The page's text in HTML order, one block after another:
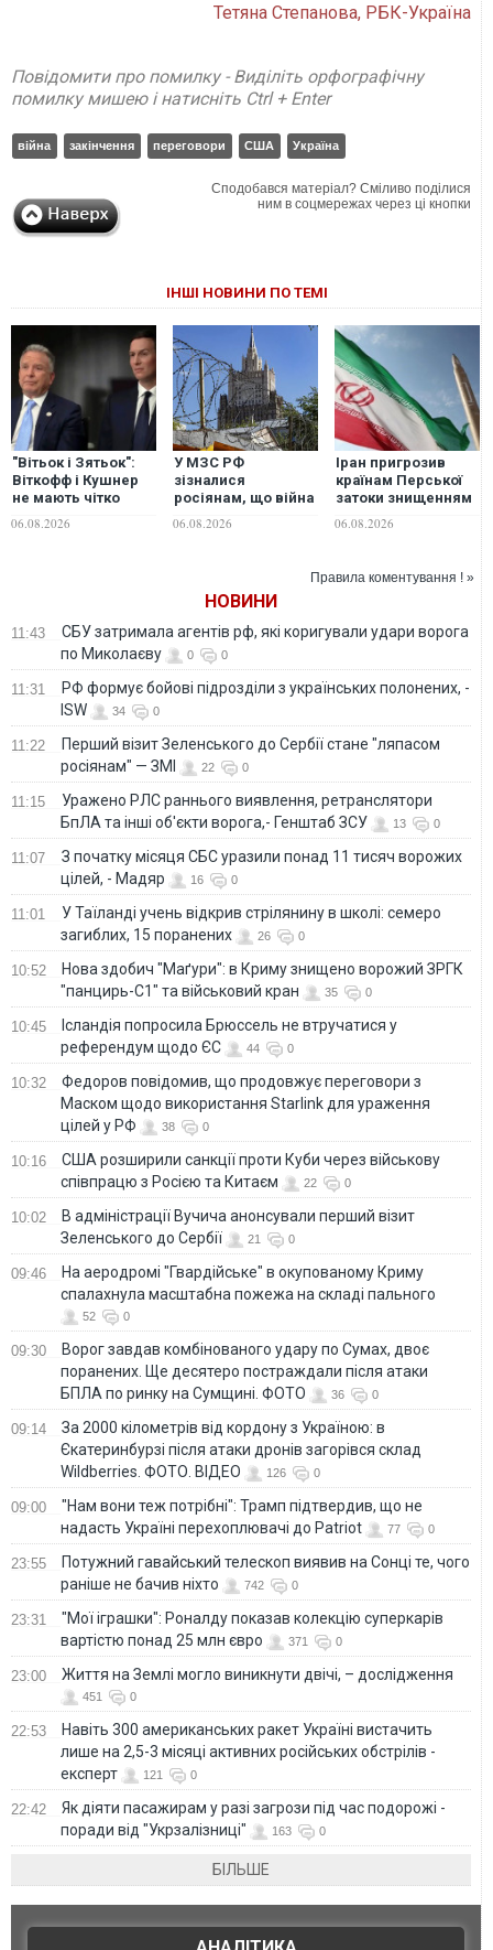
Тетяна Степанова, РБК-Україна
Повідомити про помилку - Виділіть орфографічну
помилку мишею і натисніть Ctrl + Enter
війна закінчення переговори США Україна
Сподобався матеріал? Сміливо поділися
ним в соцмережах через ці кнопки
ІНШІ НОВИНИ ПО ТЕМІ
"Вітьок і Зятьок":
Віткофф і Кушнер
не мають чітко
визначених
повноважень та
06.08.2026
У МЗС РФ
зізналися
росіянам, що війна
проти України
триватиме довго
06.08.2026
Іран пригрозив
країнам Перської
затоки знищенням
у разі нових атак
06.08.2026
Правила коментування ! »
НОВИНИ
11:43
СБУ затримала агентів рф, які коригували удари ворога
по Миколаєву
0 0
11:31
РФ формує бойові підрозділи з українських полонених, -
ISW
34 0
11:22
Перший візит Зеленського до Сербії стане "ляпасом
росіянам" — ЗМІ
22 0
11:15
Уражено РЛС раннього виявлення, ретранслятори
БпЛА та інші об'єкти ворога,- Генштаб ЗСУ
13 0
11:07
З початку місяця СБС уразили понад 11 тисяч ворожих
цілей, - Мадяр
16 0
11:01
У Таїланді учень відкрив стрілянину в школі: семеро
загиблих, 15 поранених
26 0
10:52
Нова здобич "Маґури": в Криму знищено ворожий ЗРГК
"панцирь-С1" та військовий кран
35 0
10:45
Ісландія попросила Брюссель не втручатися у
референдум щодо ЄС
44 0
10:32
Федоров повідомив, що продовжує переговори з
Маском щодо використання Starlink для ураження
цілей у РФ
38 0
10:16
США розширили санкції проти Куби через військову
співпрацю з Росією та Китаєм
22 0
10:02
В адміністрації Вучича анонсували перший візит
Зеленського до Сербії
21 0
09:46
На аеродромі "Гвардійське" в окупованому Криму
спалахнула масштабна пожежа на складі пального
52 0
09:30
Ворог завдав комбінованого удару по Сумах, двоє
поранених. Ще десятеро постраждали після атаки
БПЛА по ринку на Сумщині. ФОТО
36 0
09:14
За 2000 кілометрів від кордону з Україною: в
Єкатеринбурзі після атаки дронів загорівся склад
Wildberries. ФОТО. ВІДЕО
126 0
09:00
"Нам вони теж потрібні": Трамп підтвердив, що не
надасть Україні перехоплювачі до Patriot
77 0
23:55
Потужний гавайський телескоп виявив на Сонці те, чого
раніше не бачив ніхто
742 0
23:31
"Мої іграшки": Роналду показав колекцію суперкарів
вартістю понад 25 млн євро
371 0
23:00 Життя на Землі могло виникнути двічі, – дослідження
451 0
22:53
Навіть 300 американських ракет Україні вистачить
лише на 2,5-3 місяці активних російських обстрілів -
експерт
121 0
22:42
Як діяти пасажирам у разі загрози під час подорожі -
поради від "Укрзалізниці"
163 0
БІЛЬШЕ